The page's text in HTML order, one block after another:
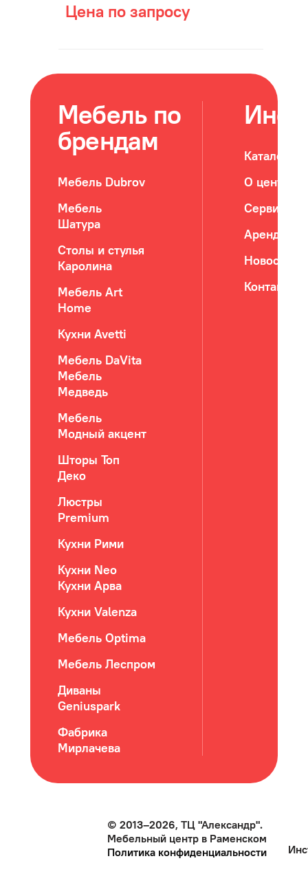
Цена по запросу
Мебель по
брендам
Мебель Dubrov
Мебель
Шатура
Столы и стулья
Каролина
Мебель Art
Home
Кухни Avetti
Мебель DaVita
Мебель
Медведь
Мебель
Модный акцент
Шторы Топ
Деко
Люстры
Premium
Кухни Рими
Кухни Neo
Кухни Арва
Кухни Valenza
Мебель Optima
Мебель Леспром
Диваны
Geniuspark
Фабрика
Мирлачева
Каталог
О центре
Сервис
Новости
Контакты
© 2013–2026, ТЦ "Александр".
Мебельный центр в Раменском
Политика конфиденциальности